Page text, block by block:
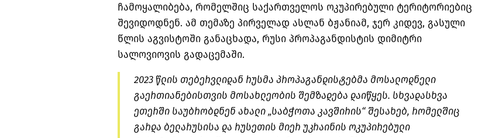
ჩამოყალიბება, რომელშიც საქართველოს ოკუპირებული ტერიტორიებიც
შევიდოდნენ. ამ თემაზე პირველად ასლან ბჟანიამ, ჯერ კიდევ, გასული
წლის აგვისტოში განაცხადა, რუსი პროპაგანდისტის დიმიტრი
სალოვიოვის გადაცემაში.
2023 წლის თებერვლიდან რუსმა პროპაგანდისტებმა მოსალოდნელი
გაერთიანებისთვის მოსახლეობის შემზადება დაიწყეს. სხვადასხვა
ეთერში საუბრობდნენ ახალი „საბჭოთა კავშირის“ შესახებ, რომელშიც
გარდა ბელარუსისა და რუსეთის მიერ უკრაინის ოკუპირებული